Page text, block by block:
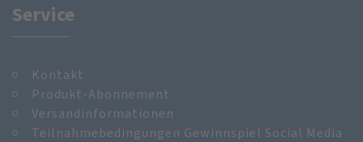
Service
Kontakt
Produkt-Abonnement
Versandinformationen
Teilnahmebedingungen Gewinnspiel Social Media